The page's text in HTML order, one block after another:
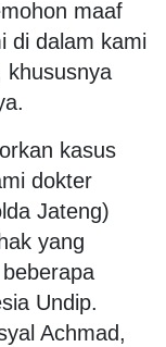
maaf
di dalam kami
khususnya
kasus
dokter
Jateng)
yang
Undip.
Achmad,